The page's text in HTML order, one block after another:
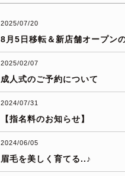
2025/07/20
8月5日移転＆新店舗オープン
2025/02/07
成人式のご予約について
2024/07/31
【指名料のお知らせ】
2024/06/05
眉毛を美しく育てる..♪